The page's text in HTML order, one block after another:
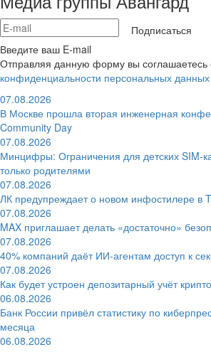
Подписаться
Введите ваш E-mail
Отправляя данную форму вы соглашаетесь
конфиденциальности персональных данных
07.08.2026
В Москве прошла вторая инженерная
Community Day
07.08.2026
Минцифры: Ограничения для детских SIM-
только родителями
07.08.2026
ЛК предупреждает о новом инфостилере в
07.08.2026
MAX приглашает делать «достаточно»
07.08.2026
40% компаний даёт ИИ‑агентам доступ к
07.08.2026
Как будет устроен депозитарный учёт
06.08.2026
Банк России привёл статистику по
месяца
06.08.2026